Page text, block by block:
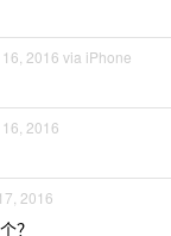
2016 via iPhone
2016
2016
？